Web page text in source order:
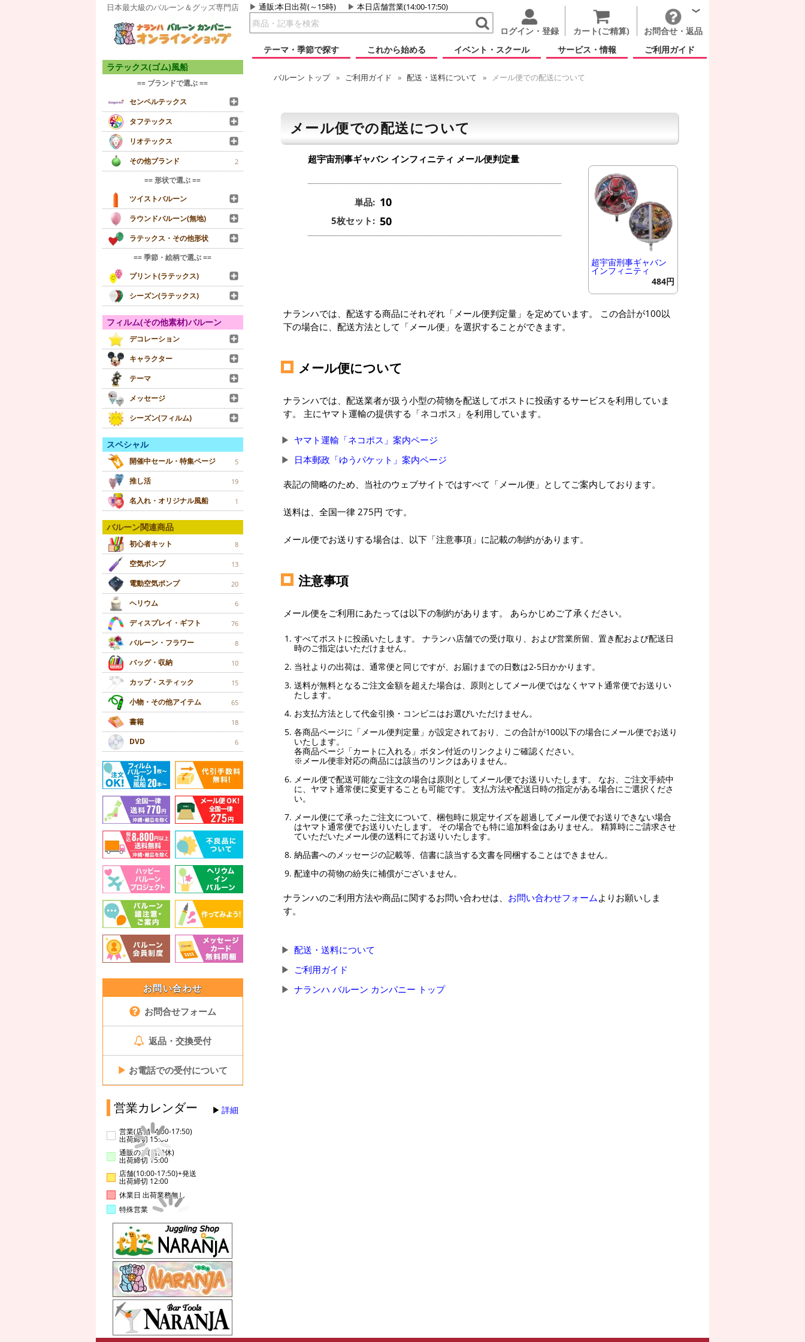
日本最大級のバルーン＆グッズ専門店 通販:本日出荷(～15時) 本日店舗営業(14:00-17:50)
ログイン・登録 カート(ご精算)
お問合せ・返品
テーマ・季節で探す
これから始める イベント・スクール サービス・情報 ご利用ガイド
ラテックス(ゴム)風船
== ブランドで選ぶ ==
センペルテックス
タフテックス
リオテックス
その他ブランド
2
== 形状で選ぶ ==
ツイストバルーン
ラウンドバルーン(無地)
ラテックス・その他形状
== 季節・絵柄で選ぶ ==
プリント(ラテックス)
シーズン(ラテックス)
フィルム(その他素材)バルーン
デコレーション
キャラクター
テーマ
メッセージ
シーズン(フィルム)
スペシャル
開催中セール・特集ページ 5
推し活 19
名入れ・オリジナル風船 1
バルーン関連商品
初心者キット 8
空気ポンプ 13
電動空気ポンプ 20
ヘリウム 6
ディスプレイ・ギフト 76
バルーン・フラワー 8
バッグ・収納 10
カップ・スティック 15
小物・その他アイテム 65
書籍 18
DVD 6
お問い合わせ
お問合せフォーム
返品・交換受付
▶ お電話での受付について
営業カレンダー 詳細
営業(店舗14:00-17:50)
出荷締切 15:00
通販のみ(店舗休)
出荷締切 15:00
店舗(10:00-17:50)+発送
出荷締切 12:00
休業日 出荷業務無し
特殊営業
バルーン トップ ご利用ガイド 配送・送料について メール便での配送について
メール便での配送について
超宇宙刑事ギャバン インフィニティ メール便判定量
単品: 10
5枚セット: 50
超宇宙刑事ギャバン
インフィニティ
484円
ナランハでは、配送する商品にそれぞれ「メール便判定量」を定めています。 この合計が100以
下の場合に、配送方法として「メール便」を選択することができます。
メール便について
ナランハでは、配送業者が扱う小型の荷物を配送してポストに投函するサービスを利用していま
す。 主にヤマト運輸の提供する「ネコポス」を利用しています。
ヤマト運輸「ネコポス」案内ページ
日本郵政「ゆうパケット」案内ページ
表記の簡略のため、当社のウェブサイトではすべて「メール便」としてご案内しております。
送料は、全国一律 275円 です。
メール便でお送りする場合は、以下「注意事項」に記載の制約があります。
注意事項
メール便をご利用にあたっては以下の制約があります。 あらかじめご了承ください。
すべてポストに投函いたします。 ナランハ店舗での受け取り、および営業所留、置き配および配送日
時のご指定はいただけません。
当社よりの出荷は、通常便と同じですが、お届けまでの日数は2-5日かかります。
送料が無料となるご注文金額を超えた場合は、原則としてメール便ではなくヤマト通常便でお送りい
たします。
お支払方法として代金引換・コンビニはお選びいただけません。
各商品ページに「メール便判定量」が設定されており、この合計が100以下の場合にメール便でお送り
いたします。
各商品ページ「カートに入れる」ボタン付近のリンクよりご確認ください。
※メール便非対応の商品には該当のリンクはありません。
メール便で配送可能なご注文の場合は原則としてメール便でお送りいたします。 なお、ご注文手続中
に、ヤマト通常便に変更することも可能です。 支払方法や配送日時の指定がある場合にご選択くださ
い。
メール便にて承ったご注文について、梱包時に規定サイズを超過してメール便でお送りできない場合
はヤマト通常便でお送りいたします。 その場合でも特に追加料金はありません。 精算時にご請求させ
ていただいたメール便の送料にてお送りいたします。
納品書へのメッセージの記載等、信書に該当する文書を同梱することはできません。
配達中の荷物の紛失に補償がございません。
ナランハのご利用方法や商品に関するお問い合わせは、 お問い合わせフォームよりお願いしま
す。
配送・送料について
ご利用ガイド
ナランハ バルーン カンパニー トップ